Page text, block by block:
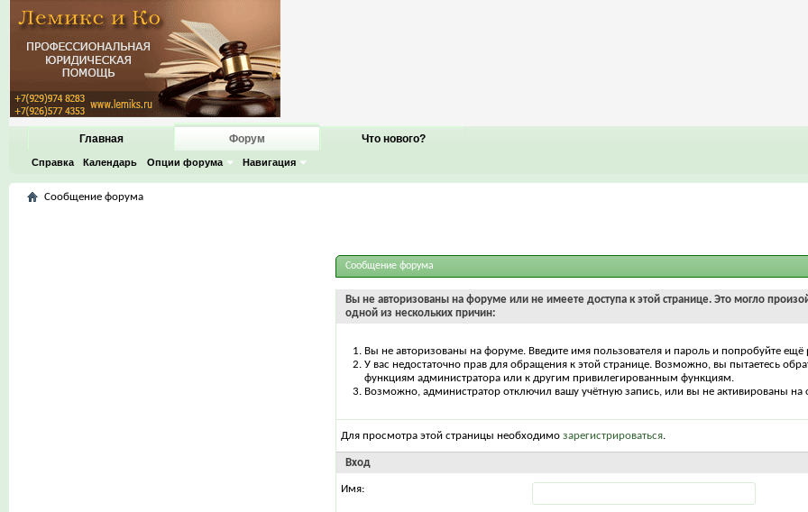
Главная Форум
Справка Календарь Опции форума Навигация
Что нового?
Сообщение форума
Сообщение форума
Вы не авторизованы на форуме или не имеете доступа к этой странице. Это могло
одной из нескольких причин:
Вы не авторизованы на форуме. Введите имя пользователя и пароль и попробуйте ещё
У вас недостаточно прав для обращения к этой странице. Возможно, вы пытаетесь
функциям администратора или к другим привилегированным функциям.
Возможно, администратор отключил вашу учётную запись, или вы не активированы на
Для просмотра этой страницы необходимо зарегистрироваться.
Вход
Имя: